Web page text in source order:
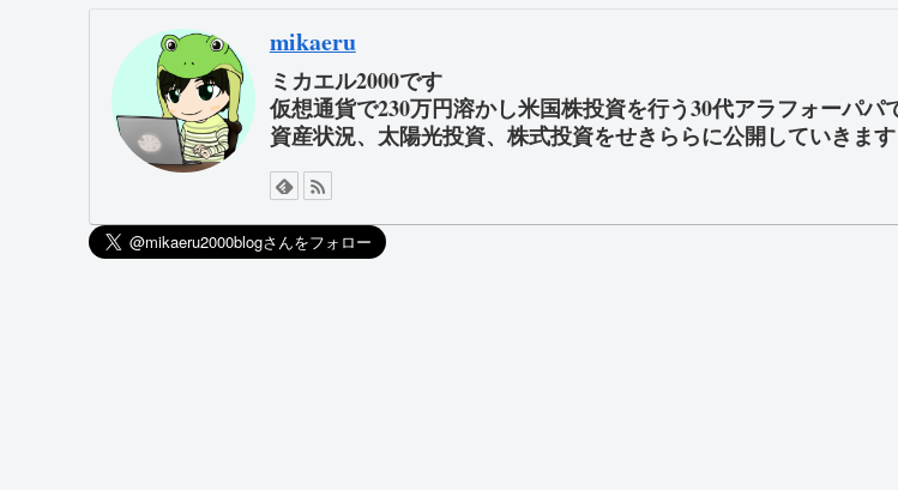
mikaeru
ミカエル2000です
仮想通貨で230万円溶かし米国株投資を行う30代アラフォーパパ
資産状況、太陽光投資、株式投資をせきららに公開していきます